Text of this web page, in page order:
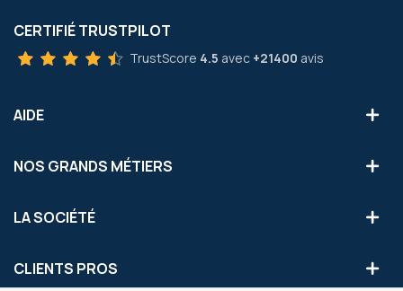
CERTIFIÉ TRUSTPILOT
TrustScore 4.5 avec +21400 avis
AIDE
NOS GRANDS MÉTIERS
LA SOCIÉTÉ
CLIENTS PROS